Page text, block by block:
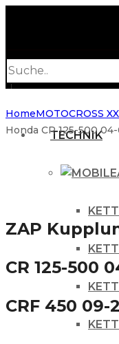
search
TECHNIK
HomeMOTOCROSS
Honda CR 125-500
ZAP
CR 125-500
CRF 450 09-